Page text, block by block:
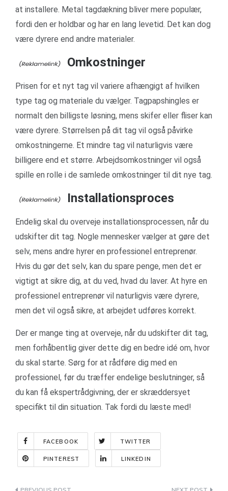
at installere. Metal tagdækning bliver mere populær,
fordi den er holdbar og har en lang levetid. Det kan dog
være dyrere end andre materialer.
Omkostninger
Prisen for et nyt tag vil variere afhængigt af hvilken
type tag og materiale du vælger. Tagpapshingles er
normalt den billigste løsning, mens skifer eller fliser kan
være dyrere. Størrelsen på dit tag vil også påvirke
omkostningerne. Et mindre tag vil naturligvis være
billigere end et større. Arbejdsomkostninger vil også
spille en rolle i de samlede omkostninger til dit nye tag.
Installationsproces
Endelig skal du overveje installationsprocessen, når du
udskifter dit tag. Nogle mennesker vælger at gøre det
selv, mens andre hyrer en professionel entreprenør.
Hvis du gør det selv, kan du spare penge, men det er
vigtigt at sikre dig, at du ved, hvad du laver. At hyre en
professionel entreprenør vil naturligvis være dyrere,
men det vil også sikre, at arbejdet udføres korrekt.
Der er mange ting at overveje, når du udskifter dit tag,
men forhåbentlig giver dette dig en bedre idé om, hvor
du skal starte. Sørg for at rådføre dig med en
professionel, før du træffer endelige beslutninger, så
du kan få ekspertrådgivning, der er skræddersyet
specifikt til din situation. Tak fordi du læste med!
FACEBOOK TWITTER
PINTEREST LINKEDIN